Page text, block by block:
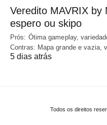
Veredito MAVRIX by
espero ou skipo
Prós: Ótima gameplay,
Contras: Mapa grande e vazia,
5 dias atrás
Todos os direitos